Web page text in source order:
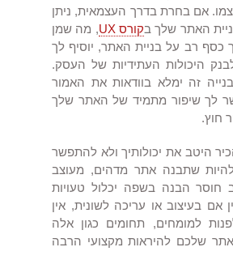
אם בחרת בדרך העצמאית, ניתן
האתר שלך בקורסUX, מה שמן
כסף רב על בניית האתר, יוסיף לך
היכולות העתידיות של העסק.
זה ימלא בוודאות את האמור
ויאפשר לך שיפור מתמיד של האתר שלך
חוץ.
היטב את יכולותיך ולא להתפשר
שתבנה אתר מדהים, מעוצב
הבנה בשפה יכלול טעויות
אם בעיצוב או עריכה לשונית, אין
למומחים, תחומים כגון אלה
שלכם להיראות מקצועי הרבה